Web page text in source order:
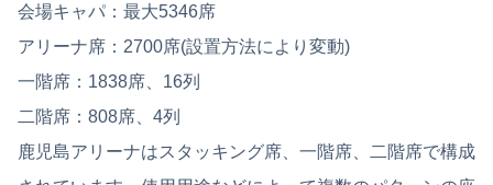
会場キャパ：最大5346席
アリーナ席：2700席(設置方法により変動)
一階席：1838席、16列
二階席：808席、4列
鹿児島アリーナはスタッキング席、一階席、二階席で構成